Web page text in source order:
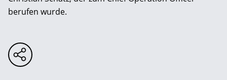
berufen wurde.